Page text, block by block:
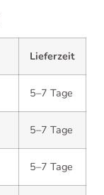
Lieferzeit
5–7 Tage
5–7 Tage
5–7 Tage